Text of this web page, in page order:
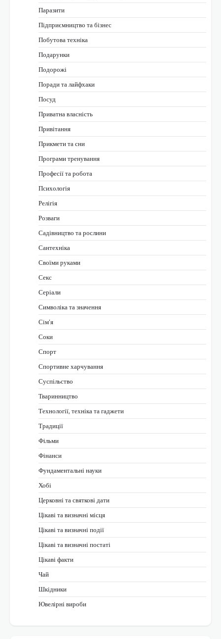
Паразити
Підприємництво та бізнес
Побутова техніка
Подарунки
Подорожі
Поради та лайфхаки
Посуд
Приватна власність
Привітання
Прикмети та сни
Програми тренування
Професії та робота
Психологія
Релігія
Розваги
Садівництво та рослини
Сантехніка
Своїми руками
Секс
Серіали
Символіка та значення
Сім’я
Соки
Спорт
Спортивне харчування
Суспільство
Тваринництво
Технології, техніка та гаджети
Традиції
Фільми
Фінанси
Фундаментальні науки
Хобі
Церковні та святкові дати
Цікаві та визначні місця
Цікаві та визначні події
Цікаві та визначні постаті
Цікаві факти
Чай
Шкідники
Ювелірні вироби